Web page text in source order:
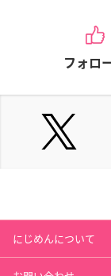
フォロ
にじめんについて